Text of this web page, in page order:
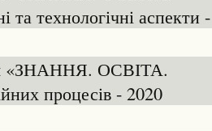
технологічні аспекти
«ЗНАННЯ. ОСВІТА.
процесів - 2020